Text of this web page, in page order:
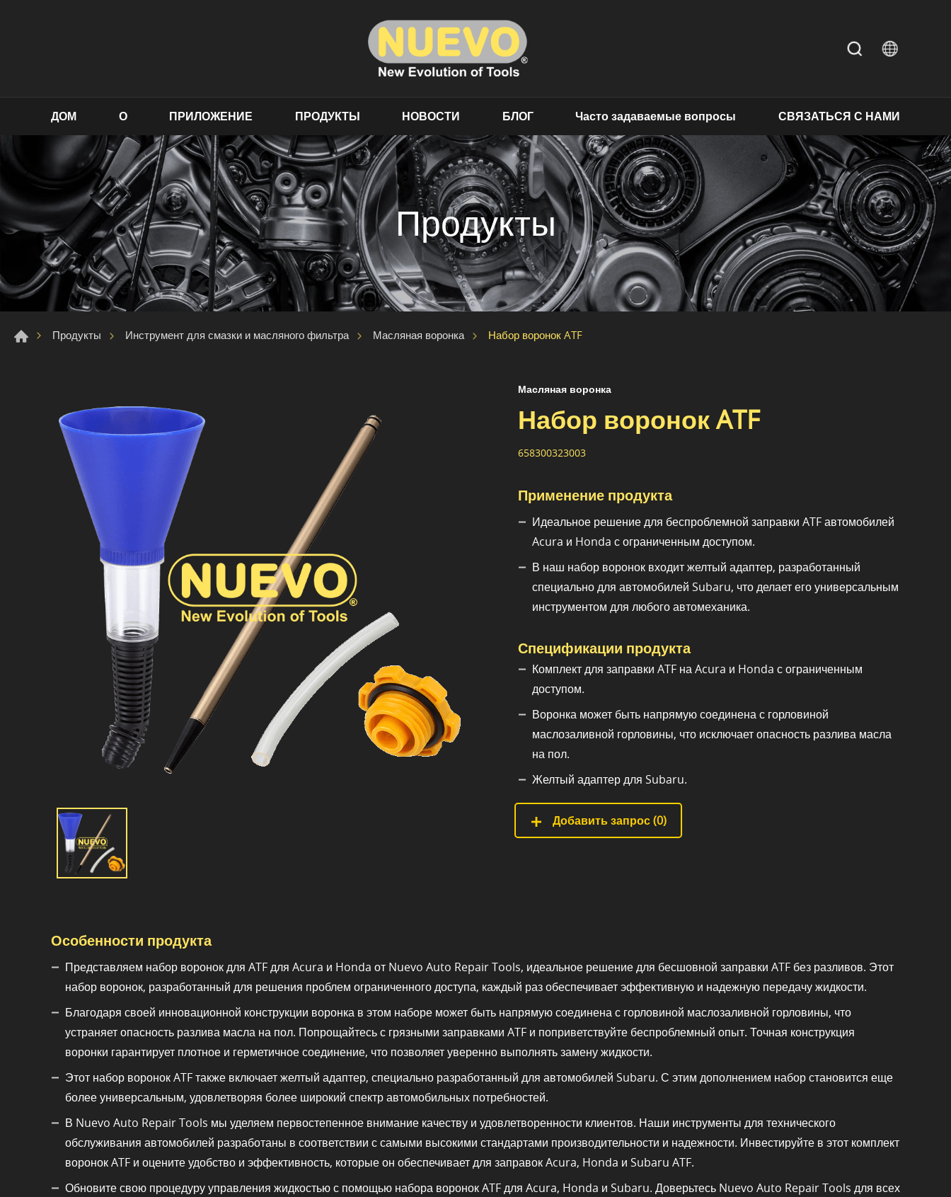
ДОМ О ПРИЛОЖЕНИЕ ПРОДУКТЫ НОВОСТИ БЛОГ Часто задаваемые вопросы СВЯЗАТЬСЯ С НАМИ
Продукты
Продукты Инструмент для смазки и масляного фильтра Масляная воронка Набор воронок ATF
Масляная воронка
Набор воронок ATF
658300323003
Применение продукта
Идеальное решение для беспроблемной заправки ATF автомобилей
Acura и Honda с ограниченным доступом.
В наш набор воронок входит желтый адаптер, разработанный
специально для автомобилей Subaru, что делает его универсальным
инструментом для любого автомеханика.
Спецификации продукта
Комплект для заправки ATF на Acura и Honda с ограниченным
доступом.
Воронка может быть напрямую соединена с горловиной
маслозаливной горловины, что исключает опасность разлива масла
на пол.
Желтый адаптер для Subaru.
Добавить запрос (0)
Особенности продукта
Представляем набор воронок для ATF для Acura и Honda от Nuevo Auto Repair Tools, идеальное решение для бесшовной заправки ATF без разливов. Этот
набор воронок, разработанный для решения проблем ограниченного доступа, каждый раз обеспечивает эффективную и надежную передачу жидкости.
Благодаря своей инновационной конструкции воронка в этом наборе может быть напрямую соединена с горловиной маслозаливной горловины, что
устраняет опасность разлива масла на пол. Попрощайтесь с грязными заправками ATF и поприветствуйте беспроблемный опыт. Точная конструкция
воронки гарантирует плотное и герметичное соединение, что позволяет уверенно выполнять замену жидкости.
Этот набор воронок ATF также включает желтый адаптер, специально разработанный для автомобилей Subaru. С этим дополнением набор становится еще
более универсальным, удовлетворяя более широкий спектр автомобильных потребностей.
В Nuevo Auto Repair Tools мы уделяем первостепенное внимание качеству и удовлетворенности клиентов. Наши инструменты для технического
обслуживания автомобилей разработаны в соответствии с самыми высокими стандартами производительности и надежности. Инвестируйте в этот комплект
воронок ATF и оцените удобство и эффективность, которые он обеспечивает для заправок Acura, Honda и Subaru ATF.
Обновите свою процедуру управления жидкостью с помощью набора воронок ATF для Acura, Honda и Subaru. Доверьтесь Nuevo Auto Repair Tools для всех